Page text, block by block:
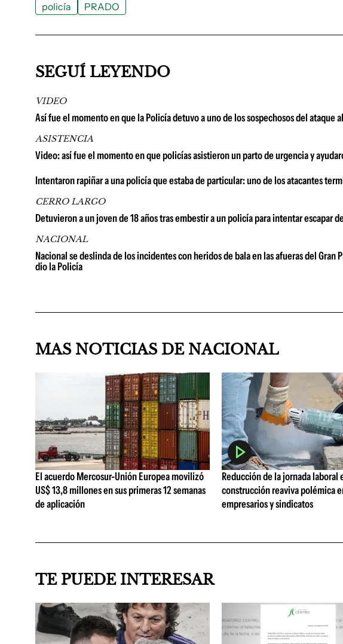
policía PRADO
SEGUÍ LEYENDO
VIDEO
Así fue el momento en que la Policía detuvo a uno de los sospechosos del ataque
ASISTENCIA
Video: así fue el momento en que policías asistieron un parto de urgencia y
Intentaron rapiñar a una policía que estaba de particular: uno de los atacantes
CERRO LARGO
Detuvieron a un joven de 18 años tras embestir a un policía para intentar escapar
NACIONAL
Nacional se deslinda de los incidentes con heridos de bala en las afueras del Gran
dio la Policía
MAS NOTICIAS DE NACIONAL
El acuerdo Mercosur-Unión Europea movilizó
US$ 13,8 millones en sus primeras 12 semanas
de aplicación
Reducción de la jornada laboral
construcción reaviva polémica
empresarios y sindicatos
TE PUEDE INTERESAR